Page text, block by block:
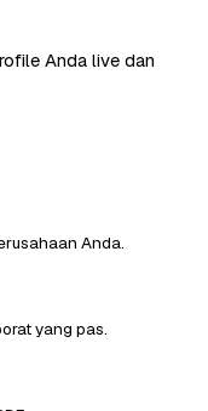
Anda live dan
Anda.
yang pas.